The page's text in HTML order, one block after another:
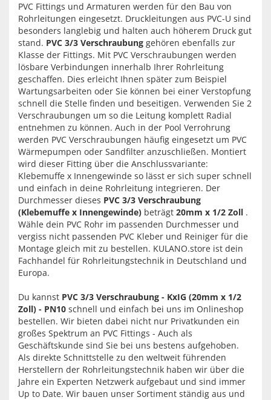
PVC Fittings und Armaturen werden für den Bau von
Rohrleitungen eingesetzt. Druckleitungen aus PVC-U sind
besonders langlebig und halten auch höherem Druck gut
stand. PVC 3/3 Verschraubung gehören ebenfalls zur
Klasse der Fittings. Mit PVC Verschraubungen werden
lösbare Verbindungen innerhalb Ihrer Rohrleitung
geschaffen. Dies erleicht Ihnen später zum Beispiel
Wartungsarbeiten oder Sie können bei einer Verstopfung
schnell die Stelle finden und beseitigen. Verwenden Sie 2
Verschraubungen um so die Leitung komplett Radial
entnehmen zu können. Auch in der Pool Verrohrung
werden PVC Verschraubungen häufig eingesetzt um PVC
Wärmepumpen oder Sandfilter anzuschließen. Montiert
wird dieser Fitting über die Anschlussvariante:
Klebemuffe x Innengewinde so lässt er sich super schnell
und einfach in deine Rohrleitung integrieren. Der
Durchmesser dieses PVC 3/3 Verschraubung
(Klebemuffe x Innengewinde) beträgt 20mm x 1/2 Zoll .
Wähle dein PVC Rohr im passenden Durchmesser und
vergiss nicht passenden PVC Kleber und Reiniger für die
Montage gleich mit zu bestellen. KULANO.store ist dein
Fachhandel für Rohrleitungstechnik in Deutschland und
Europa.
Du kannst PVC 3/3 Verschraubung - KxIG (20mm x 1/2
Zoll) - PN10 schnell und einfach bei uns im Onlineshop
bestellen. Wir bieten dabei nicht nur Privatkunden ein
großes Spektrum an PVC Fittings - Auch als
Geschäftskunde sind Sie bei uns bestens aufgehoben.
Als direkte Schnittstelle zu den weltweit führenden
Herstellern der Rohrleitungstechnik haben wir über die
Jahre ein Experten Netzwerk aufgebaut und sind immer
Up to Date. Wir bauen unser Sortiment ständig aus und